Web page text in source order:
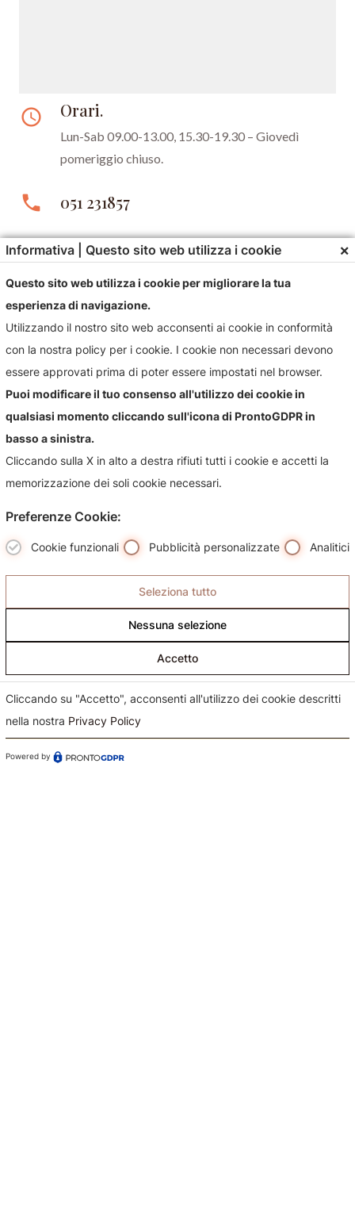
access_time Orari.
Lun-Sab 09.00-13.00, 15.30-19.30 –Giovedì
pomeriggio chiuso.
phone 051 231857
email gioielleriastefani@libero.it
Contattaci!
Informativa | Questo sito web utilizza i cookie ×
Questo sito web utilizza i cookie per migliorare la tua
esperienza di navigazione.
Utilizzando il nostro sito web acconsenti ai cookie in conformità
con la nostra policy per i cookie. I cookie non necessari devono
essere approvati prima di poter essere impostati nel browser.
Puoi modificare il tuo consenso all'utilizzo dei cookie in
qualsiasi momento cliccando sull'icona di ProntoGDPR in
basso a sinistra.
Cliccando sulla X in alto a destra rifiuti tutti i cookie e accetti la
memorizzazione dei soli cookie necessari.
Preferenze Cookie:
Cookie funzionali Pubblicità personalizzate Analitici
Seleziona tutto
Nessuna selezione
Accetto
Cliccando su "Accetto", acconsenti all'utilizzo dei cookie descritti
nella nostra Privacy Policy
Powered by